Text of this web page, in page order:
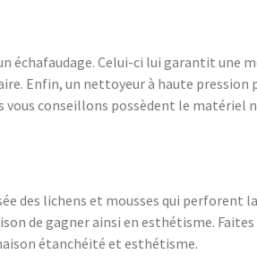
échafaudage. Celui-ci lui garantit une
Enfin, un nettoyeur à haute
vous conseillons possèdent le matériel
des lichens et mousses qui perforent
de gagner ainsi en esthétisme. Faites
étanchéité et esthétisme.